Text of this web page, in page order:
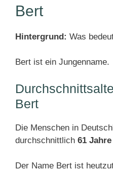
Bert
Hintergrund: Was
Bert ist ein Jungenname.
Bert
Die Menschen in
durchschnittlich 61 Jahre
Der Name Bert ist